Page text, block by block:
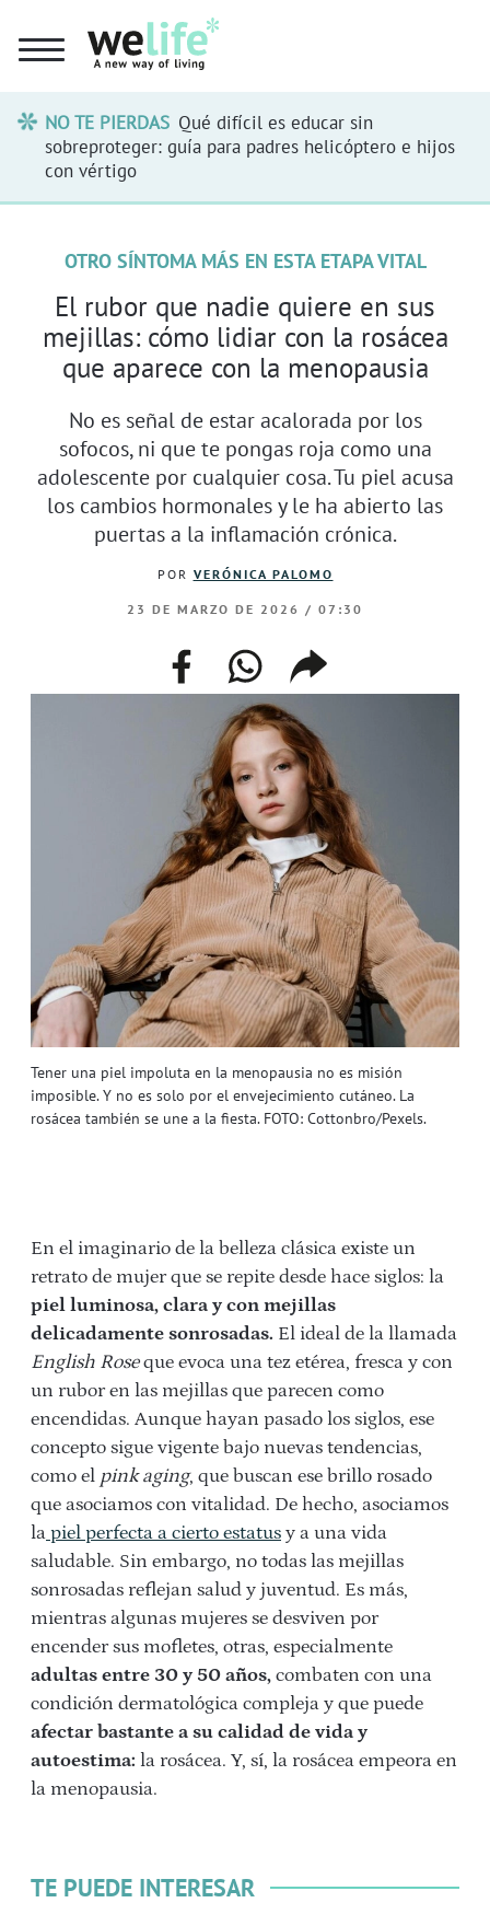
NO TE PIERDAS Qué difícil es educar sin
sobreproteger: guía para padres helicóptero e hijos
con vértigo
Tener una piel impoluta en la menopausia no es misión
imposible. Y no es solo por el envejecimiento cutáneo. La
rosácea también se une a la fiesta. FOTO: Cottonbro/Pexels.
OTRO SÍNTOMA MÁS EN ESTA ETAPA VITAL
El rubor que nadie quiere en sus
mejillas: cómo lidiar con la rosácea
que aparece con la menopausia
No es señal de estar acalorada por los
sofocos, ni que te pongas roja como una
adolescente por cualquier cosa. Tu piel acusa
los cambios hormonales y le ha abierto las
puertas a la inflamación crónica.
POR VERÓNICA PALOMO
23 DE MARZO DE 2026 / 07:30
facebookwhatsappcompartir
enlace
En el imaginario de la belleza clásica existe un
retrato de mujer que se repite desde hace siglos: la
piel luminosa, clara y con mejillas
delicadamente sonrosadas. El ideal de la llamada
English Roseque evoca una tez etérea, fresca y con
un rubor en las mejillas que parecen como
encendidas. Aunque hayan pasado los siglos, ese
concepto sigue vigente bajo nuevas tendencias,
como el pink aging, que buscan ese brillo rosado
que asociamos con vitalidad. De hecho, asociamos
la piel perfecta a cierto estatus y a una vida
saludable. Sin embargo, no todas las mejillas
sonrosadas reflejan salud y juventud. Es más,
mientras algunas mujeres se desviven por
encender sus mofletes, otras, especialmente
adultas entre 30 y 50 años, combaten con una
condición dermatológica compleja y que puede
afectar bastante a su calidad de vida y
autoestima: la rosácea. Y, sí, la rosácea empeora en
la menopausia.
TE PUEDE INTERESAR